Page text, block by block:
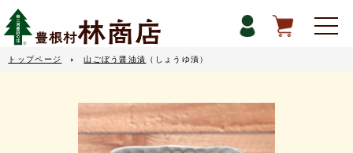
トップページ 山ごぼう醤油漬 （しょうゆ漬）